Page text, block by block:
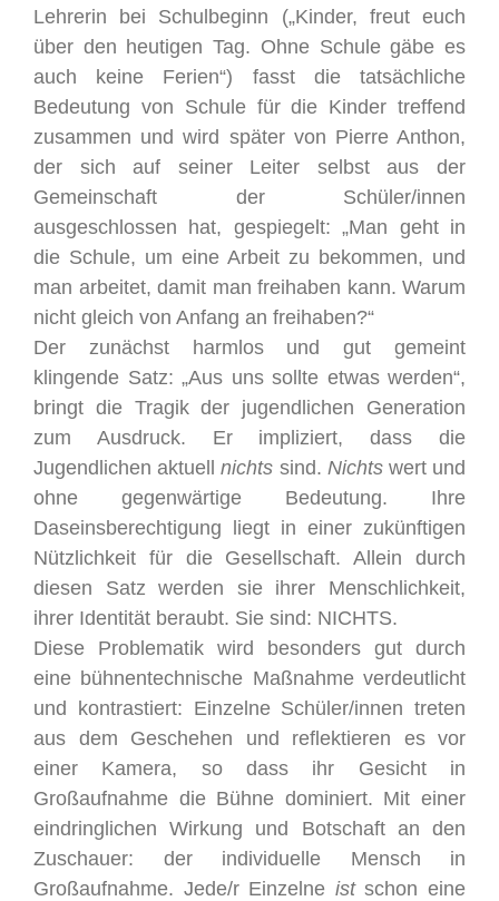
Lehrerin bei Schulbeginn („Kinder, freut euch
über den heutigen Tag. Ohne Schule gäbe es
auch keine Ferien“) fasst die tatsächliche
Bedeutung von Schule für die Kinder treffend
zusammen und wird später von Pierre Anthon,
der sich auf seiner Leiter selbst aus der
Gemeinschaft der Schüler/innen
ausgeschlossen hat, gespiegelt: „Man geht in
die Schule, um eine Arbeit zu bekommen, und
man arbeitet, damit man freihaben kann. Warum
nicht gleich von Anfang an freihaben?“
Der zunächst harmlos und gut gemeint
klingende Satz: „Aus uns sollte etwas werden“,
bringt die Tragik der jugendlichen Generation
zum Ausdruck. Er impliziert, dass die
Jugendlichen aktuellnichts sind. Nichtswert und
ohne gegenwärtige Bedeutung. Ihre
Daseinsberechtigung liegt in einer zukünftigen
Nützlichkeit für die Gesellschaft. Allein durch
diesen Satz werden sie ihrer Menschlichkeit,
ihrer Identität beraubt. Sie sind: NICHTS.
Diese Problematik wird besonders gut durch
eine bühnentechnische Maßnahme verdeutlicht
und kontrastiert: Einzelne Schüler/innen treten
aus dem Geschehen und reflektieren es vor
einer Kamera, so dass ihr Gesicht in
Großaufnahme die Bühne dominiert. Mit einer
eindringlichen Wirkung und Botschaft an den
Zuschauer: der individuelle Mensch in
Großaufnahme. Jede/r Einzelne istschon eine